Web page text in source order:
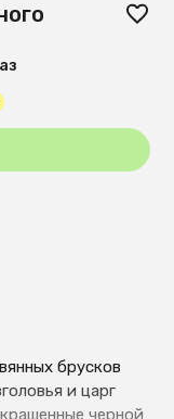
брусков
и царг
черной